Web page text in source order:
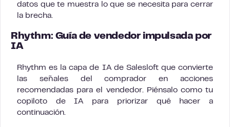
datos que te muestra lo que se necesita para cerrar
la brecha.
Rhythm: Guía de vendedor impulsada por
IA
Rhythm es la capa de IA de Salesloft que convierte
las señales del comprador en acciones
recomendadas para el vendedor. Piénsalo como tu
copiloto de IA para priorizar qué hacer a
continuación.